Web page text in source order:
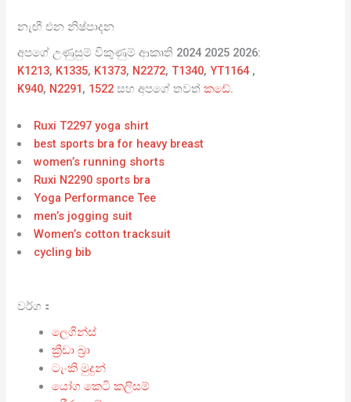
නැඟී එන නිෂ්පාදන
අපගේ උණුසුම් විකුණුම් ආකෘති 2024 2025 2026:
K1213, K1335, K1373, N2272,T1340,YT1164 ,
K940, N2291, 1522සහ අපගේ තවත්කඩේ.
Ruxi T2297 yoga shirt
best sports bra for heavy breast
women’s running shorts
Ruxi N2290 sports bra
Yoga Performance Tee
men’s jogging suit
Women’s cotton tracksuit
cycling bib
වර්ග：
ලෙගින්ස්
ක්‍රීඩා බ්‍රා
ටැංකි මුදුන්
යෝග කෙටි කලිසම්